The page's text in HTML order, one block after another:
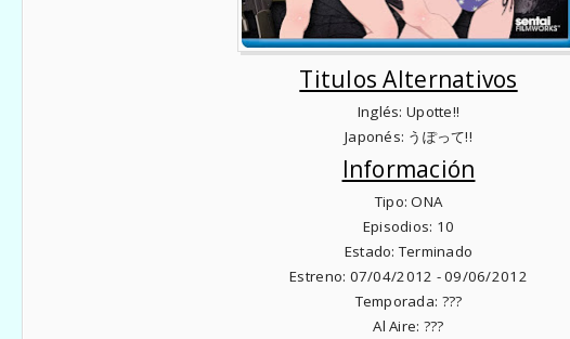
Titulos Alternativos
Inglés: Upotte!!
Japonés: うぽって!!
Información
Tipo: ONA
Episodios: 10
Estado: Terminado
Estreno: 07/04/2012 -09/06/2012
Temporada: ???
Al Aire: ???